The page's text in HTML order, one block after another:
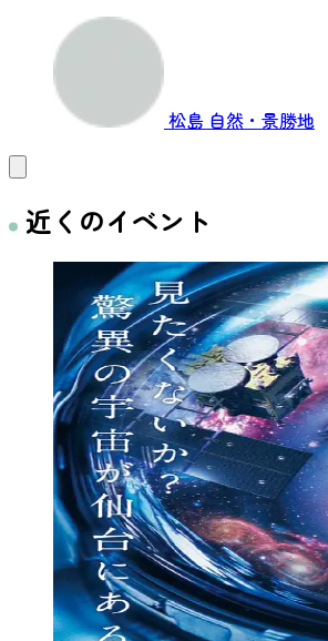
松島 自然・景勝地
近くのイベント